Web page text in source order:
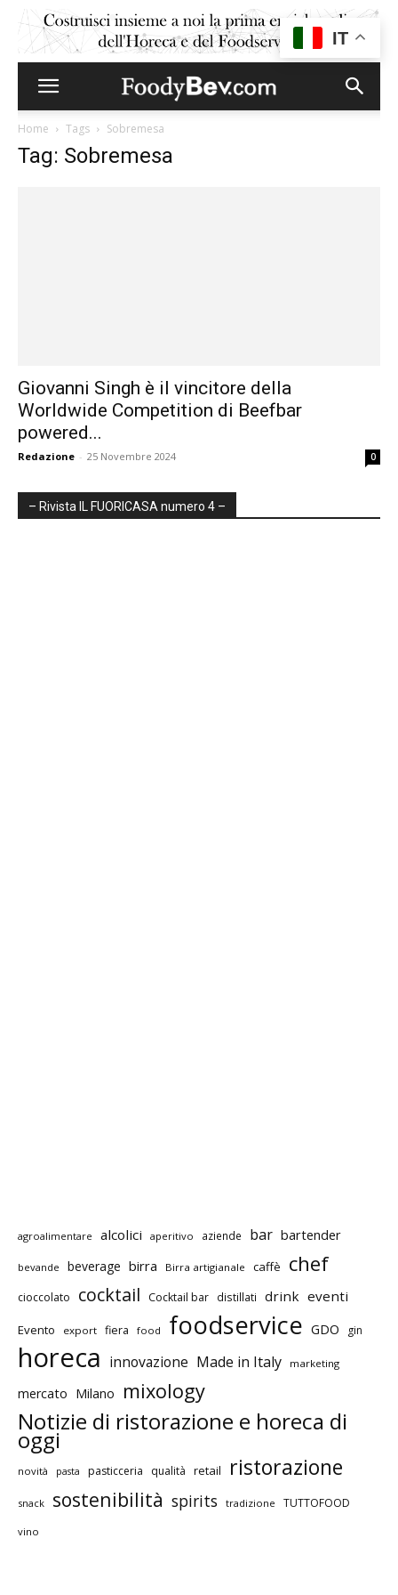
Home Tags Sobremesa
Tag: Sobremesa
Giovanni Singh è il vincitore della
Worldwide Competition di Beefbar
powered...
Redazione - 25 Novembre 2024 0
– Rivista IL FUORICASA numero 4 –
agroalimentare alcolici aperitivo aziende bar bartender
bevande beverage birra Birra artigianale caffè chef
cioccolato cocktail Cocktail bar distillati drink eventi
Evento export fiera food foodservice GDO gin
horeca innovazione Made in Italy marketing
mercato Milano mixology
Notizie di ristorazione e horeca di
oggi
novità pasta pasticceria qualità retail ristorazione
snack sostenibilità spirits tradizione TUTTOFOOD
vino
IT